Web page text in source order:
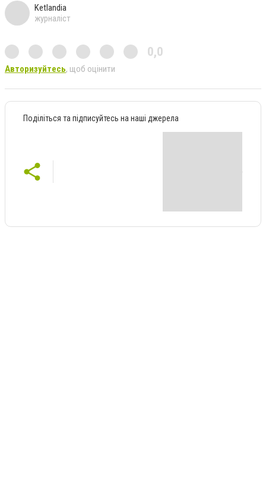
Ketlandia
журналіст
0,0
Авторизуйтесь, щоб оцінити
Поділіться та підписуйтесь на наші джерела